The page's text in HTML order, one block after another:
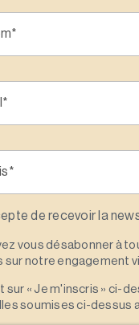
de recevoir la
vous désabonner à
sur notre engagement
sur « Je m'inscris » ci-
soumises ci-dessus